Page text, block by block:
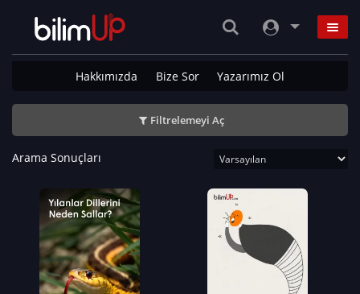
Hakkımızda Bize Sor Yazarımız Ol
Filtrelemeyi Aç
Arama Sonuçları